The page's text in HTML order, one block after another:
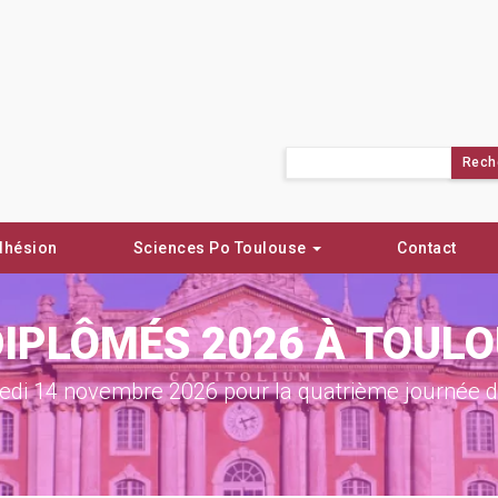
Sciences Po Toulouse Contact
2026 À
14 novembre 2026 pour la quatrième journée